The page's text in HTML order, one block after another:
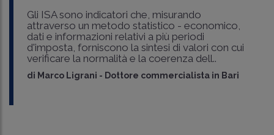
Gli ISA sono indicatori che, misurando
attraverso un metodo statistico - economico,
dati e informazioni relativi a più periodi
d'imposta, forniscono la sintesi di valori con cui
verificare la normalità e la coerenza dell..
di Marco Ligrani - Dottore commercialista in Bari